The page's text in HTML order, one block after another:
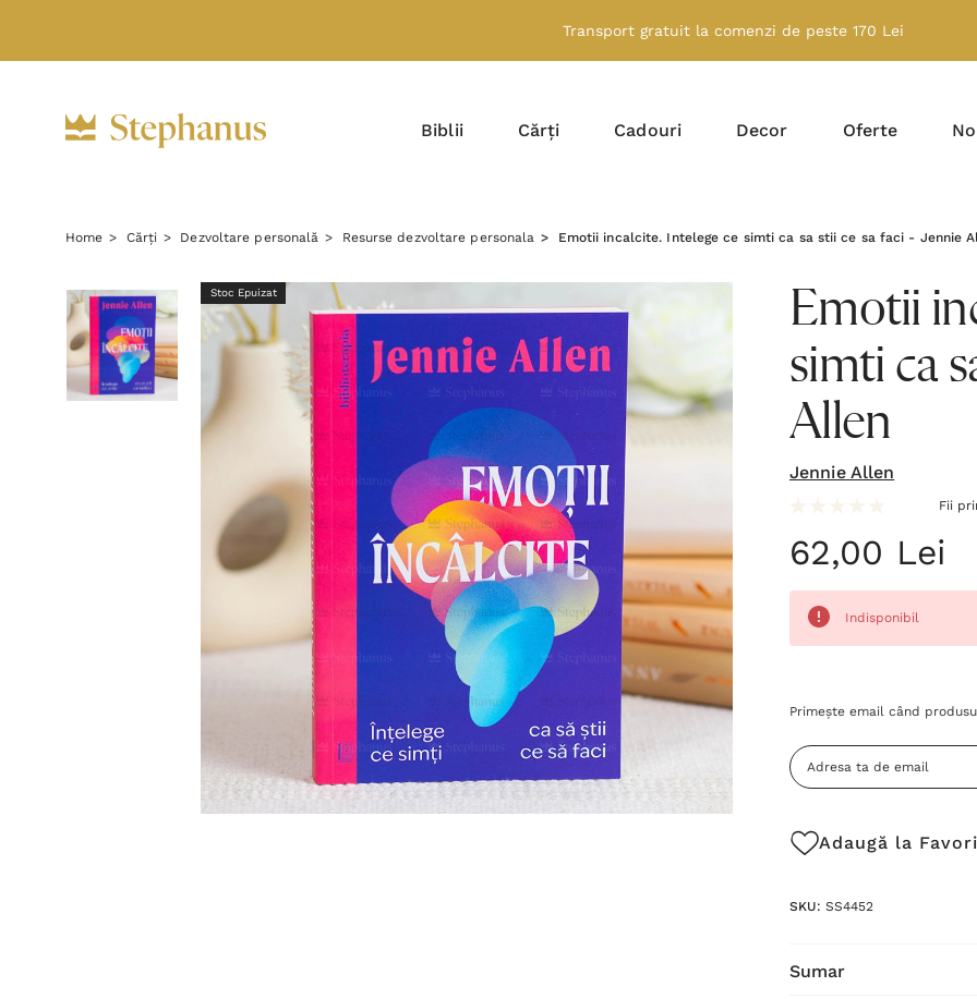
Transport gratuit la comenzi de peste 170 Lei
Biblii Cărți Cadouri Decor Oferte
Home Cărți Dezvoltare personală Resurse dezvoltare personala Emotii incalcite. Intelege ce simti ca sa stii ce sa faci - Jennie
Stoc Epuizat
Emotii
simti ca
Allen
Jennie Allen
Fii
62,00 Lei
Indisponibil
Grăbește-
Stocul
curent
Primește email când
Adaugă la
SKU: SS4452
Sumar